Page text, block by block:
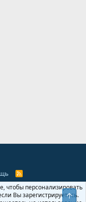
R
S
чтобы персонализировать
Вы зарегистрируетесь.